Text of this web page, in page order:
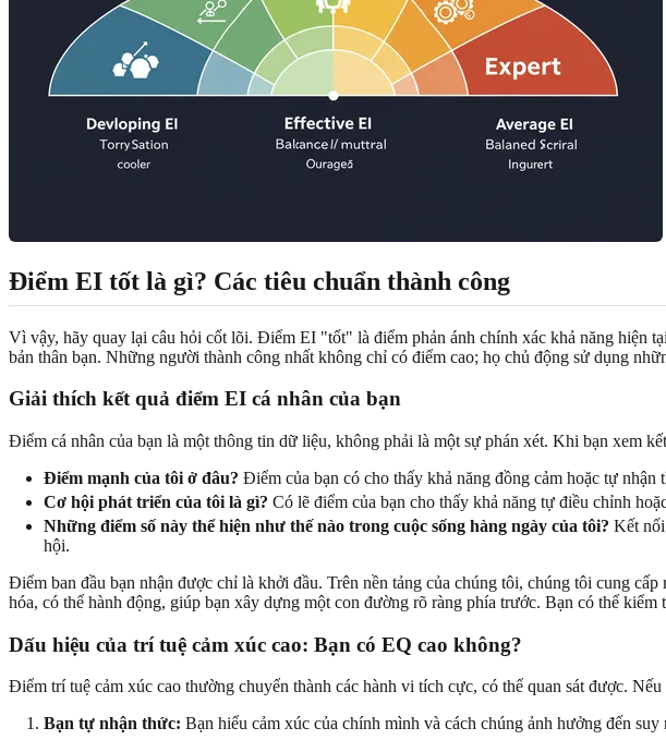
Điểm EI tốt là gì? Các tiêu chuẩn thành công
Vì vậy, hãy quay lại câu hỏi cốt lõi. Điểm EI "tốt" là điểm phản ánh chính xác khả năng hiện
bản thân bạn. Những người thành công nhất không chỉ có điểm cao; họ chủ động sử dụng
Giải thích kết quả điểm EI cá nhân của bạn
Điểm cá nhân của bạn là một thông tin dữ liệu, không phải là một sự phán xét. Khi bạn xem
Điểm mạnh của tôi ở đâu? Điểm của bạn có cho thấy khả năng đồng cảm hoặc tự
Cơ hội phát triển của tôi là gì? Có lẽ điểm của bạn cho thấy khả năng tự điều chỉnh
Những điểm số này thể hiện như thế nào trong cuộc sống hàng ngày của tôi? Kết
hội.
Điểm ban đầu bạn nhận được chỉ là khởi đầu. Trên nền tảng của chúng tôi, chúng tôi cung
hóa, có thể hành động, giúp bạn xây dựng một con đường rõ ràng phía trước. Bạn có thể kiểm
Dấu hiệu của trí tuệ cảm xúc cao: Bạn có EQ cao không?
Điểm trí tuệ cảm xúc cao thường chuyển thành các hành vi tích cực, có thể quan sát được.
Bạn tự nhận thức: Bạn hiểu cảm xúc của chính mình và cách chúng ảnh hưởng đến